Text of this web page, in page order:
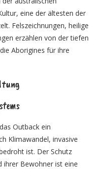
eine der ältesten der
Felszeichnungen, heilige
erzählen von der tiefen
Aborigines für ihre
Outback ein
Klimawandel, invasive
ist. Der Schutz
ihrer Bewohner ist eine